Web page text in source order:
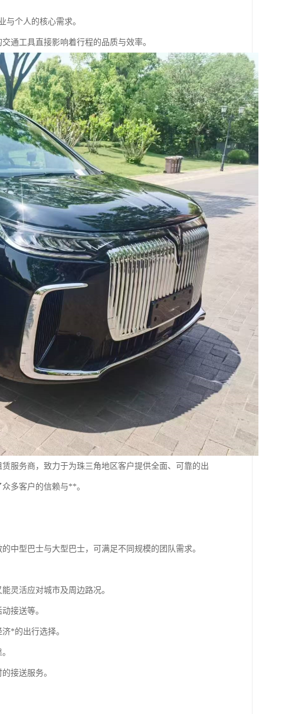
个人的核心需求。
通工具直接影响着行程的品质与效率。
服务商，致力于为珠三角地区客户提供全面、可靠的出
多客户的信赖与**。
中型巴士与大型巴士，可满足不同规模的团队需求。
灵活应对城市及周边路况。
接送等。
*的出行选择。
接送服务。